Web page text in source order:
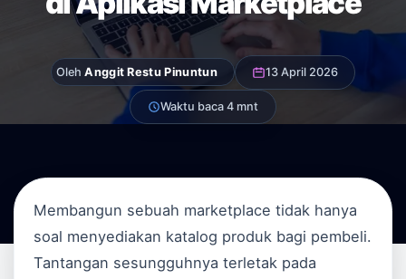
OlehAnggit Restu Pinuntun 13 April 2026
Waktu baca 4 mnt
Membangun sebuah marketplace tidak hanya
soal menyediakan katalog produk bagi pembeli.
Tantangan sesungguhnya terletak pada